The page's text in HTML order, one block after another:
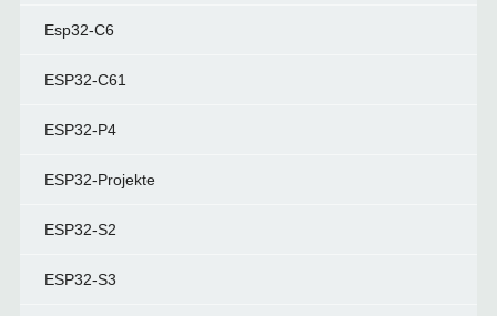
Esp32-C6
ESP32-C61
ESP32-P4
ESP32-Projekte
ESP32-S2
ESP32-S3